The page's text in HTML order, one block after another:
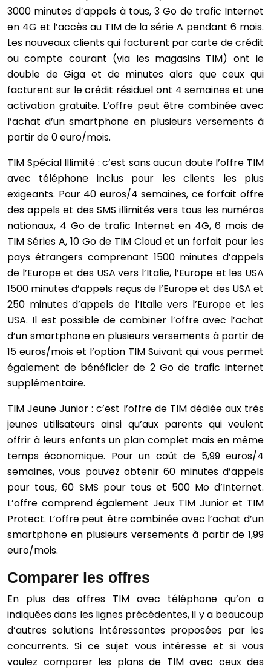
3000 minutes d’appels à tous, 3 Go de trafic Internet
en 4G et l’accès au TIM de la série A pendant 6 mois.
Les nouveaux clients qui facturent par carte de crédit
ou compte courant (via les magasins TIM) ont le
double de Giga et de minutes alors que ceux qui
facturent sur le crédit résiduel ont 4 semaines et une
activation gratuite. L’offre peut être combinée avec
l’achat d’un smartphone en plusieurs versements à
partir de 0 euro/mois.
TIM Spécial Illimité : c’est sans aucun doute l’offre TIM
avec téléphone inclus pour les clients les plus
exigeants. Pour 40 euros/4 semaines, ce forfait offre
des appels et des SMS illimités vers tous les numéros
nationaux, 4 Go de trafic Internet en 4G, 6 mois de
TIM Séries A, 10 Go de TIM Cloud et un forfait pour les
pays étrangers comprenant 1500 minutes d’appels
de l’Europe et des USA vers l’Italie, l’Europe et les USA
1500 minutes d’appels reçus de l’Europe et des USA et
250 minutes d’appels de l’Italie vers l’Europe et les
USA. Il est possible de combiner l’offre avec l’achat
d’un smartphone en plusieurs versements à partir de
15 euros/mois et l’option TIM Suivant qui vous permet
également de bénéficier de 2 Go de trafic Internet
supplémentaire.
TIM Jeune Junior : c’est l’offre de TIM dédiée aux très
jeunes utilisateurs ainsi qu’aux parents qui veulent
offrir à leurs enfants un plan complet mais en même
temps économique. Pour un coût de 5,99 euros/4
semaines, vous pouvez obtenir 60 minutes d’appels
pour tous, 60 SMS pour tous et 500 Mo d’Internet.
L’offre comprend également Jeux TIM Junior et TIM
Protect. L’offre peut être combinée avec l’achat d’un
smartphone en plusieurs versements à partir de 1,99
euro/mois.
Comparer les offres
En plus des offres TIM avec téléphone qu’on a
indiquées dans les lignes précédentes, il y a beaucoup
d’autres solutions intéressantes proposées par les
concurrents. Si ce sujet vous intéresse et si vous
voulez comparer les plans de TIM avec ceux des